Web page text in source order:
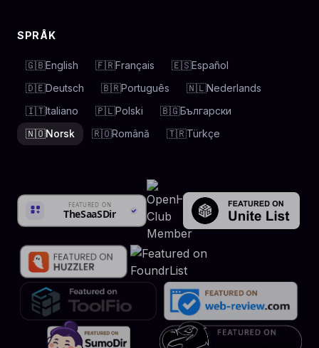
SPRÅK
🇬🇧English 🇫🇷Français 🇪🇸Español
🇩🇪Deutsch 🇧🇷Português 🇳🇱Nederlands
🇮🇹Italiano 🇵🇱Polski 🇧🇬Български
🇳🇴Norsk 🇷🇴Română 🇹🇷Türkçe